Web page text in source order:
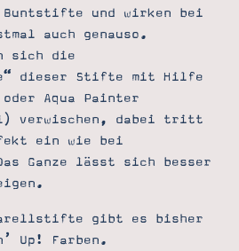
Buntstifte und wirken bei
auch genauso.
sich die
dieser Stifte mit Hilfe
Aqua Painter
verwischen, dabei tritt
ein wie bei
Ganze lässt sich besser
gibt es bisher
Up! Farben.